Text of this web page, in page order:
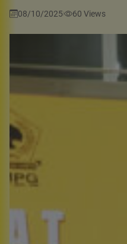
08/10/2025 60 Views